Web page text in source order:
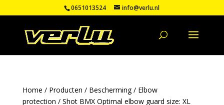
0651013524 info@verlu.nl
Home / Producten / Bescherming/ Elbow
protection / Shot BMX Optimal elbow guard size: XL